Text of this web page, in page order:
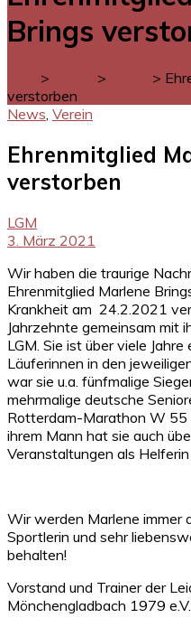
Brings
> > >
verstorben
News Verein
Ehrenmitglied
verstorben
LGM
3. März 2021
Wir haben die traurige
Ehrenmitglied Marlene
Krankheit am 24.2.2021
Jahrzehnte gemeinsam mit
LGM. Sie ist über viele
Läuferinnen in den
war sie u.a. fünfmalige
mehrmalige deutsche
Rotterdam-Marathon W 55
ihrem Mann hat sie auch
Veranstaltungen als
Wir werden Marlene immer
Sportlerin und sehr
behalten!
Vorstand und Trainer der
Mönchengladbach 1979 e.V.